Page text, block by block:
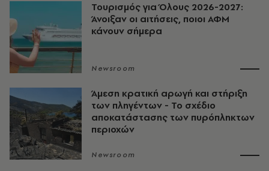
Τουρισμός για Όλους 2026-2027:
Άνοιξαν οι αιτήσεις, ποιοι ΑΦΜ
κάνουν σήμερα
Newsroom
Άμεση κρατική αρωγή και στήριξη
των πληγέντων - Το σχέδιο
αποκατάστασης των πυρόπληκτων
περιοχών
Newsroom